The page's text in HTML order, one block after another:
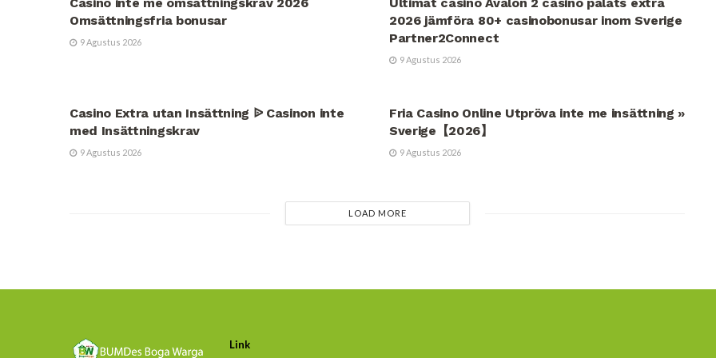
Omsättningsfria bonusar
9 Agustus 2026
2026 jämföra 80+ casinobonusar inom Sverige
Partner2Connect
9 Agustus 2026
Casino Extra utan Insättning ᐉ Casinon inte
med Insättningskrav
9 Agustus 2026
Fria Casino Online Utpröva inte me insättning »
Sverige【2026】
9 Agustus 2026
LOAD MORE
Link